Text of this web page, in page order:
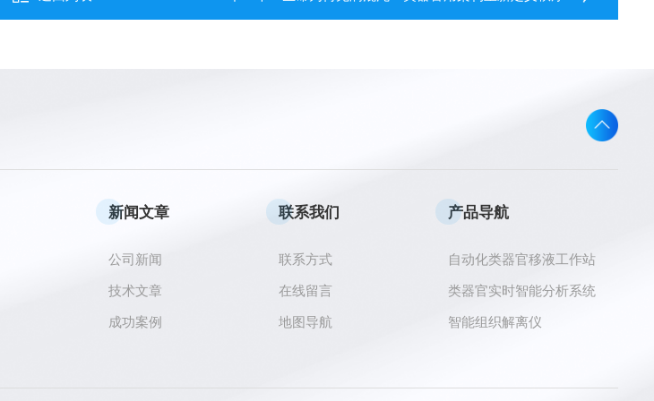
新闻文章
公司新闻
技术文章
成功案例
联系我们
联系方式
在线留言
地图导航
产品导航
自动化类器官移液工作站
类器官实时智能分析系统
智能组织解离仪